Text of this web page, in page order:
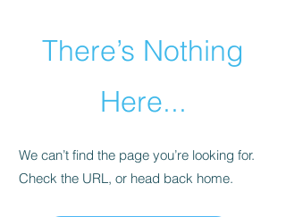
There’s Nothing
Here...
We can’t find the page you’re looking for.
Check the URL, or head back home.